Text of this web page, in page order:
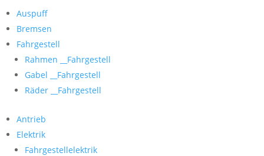
Auspuff
Bremsen
Fahrgestell
Rahmen __Fahrgestell
Gabel __Fahrgestell
Räder __Fahrgestell
Antrieb
Elektrik
Fahrgestellelektrik